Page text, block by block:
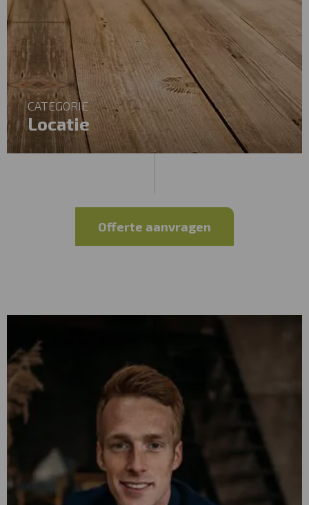
CATEGORIE
Locatie
Offerte aanvragen